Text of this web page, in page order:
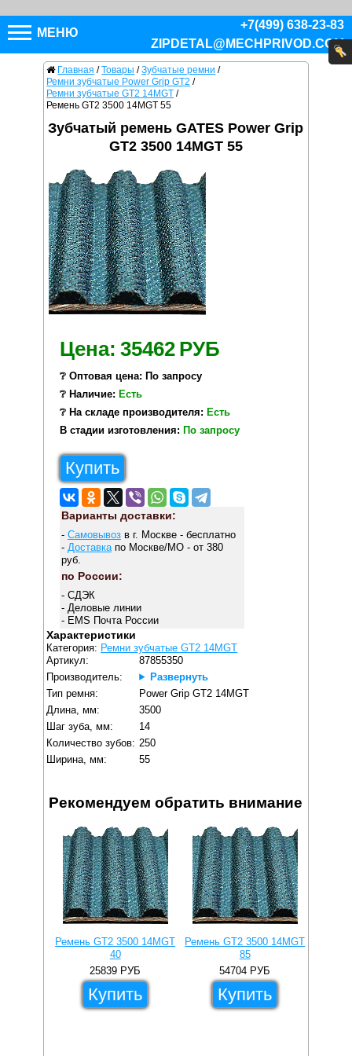
МЕНЮ
+7(499) 638-23-83
ZIPDETAL@MECHPRIVOD.COM
Главная / Товары / Зубчатые ремни /
Ремни зубчатые Power Grip GT2 /
Ремни зубчатые GT2 14MGT /
Ремень GT2 3500 14MGT 55
Зубчатый ремень GATES Power Grip
GT2 3500 14MGT 55
Цена: 35462 РУБ
❔ Оптовая цена: По запросу
❔ Наличие: Есть
❔ На складе производителя: Есть
В стадии изготовления: По запросу
Купить
Варианты доставки:
- Самовывозв г. Москве - бесплатно
- Доставкапо Москве/МО - от 380
руб.
по России:
- СДЭК
- Деловые линии
- EMS Почта России
Характеристики
Категория: Ремни зубчатые GT2 14MGT
Артикул:
87855350
Производитель:
Развернуть
Тип ремня:
Power Grip GT2 14MGT
Длина, мм:
3500
Шаг зуба, мм:
14
Количество зубов: 250
Ширина, мм:
55
Рекомендуем обратить внимание
Ремень GT2 3500 14MGT
40
25839 РУБ
Купить
Ремень GT2 3500 14MGT
85
54704 РУБ
Купить